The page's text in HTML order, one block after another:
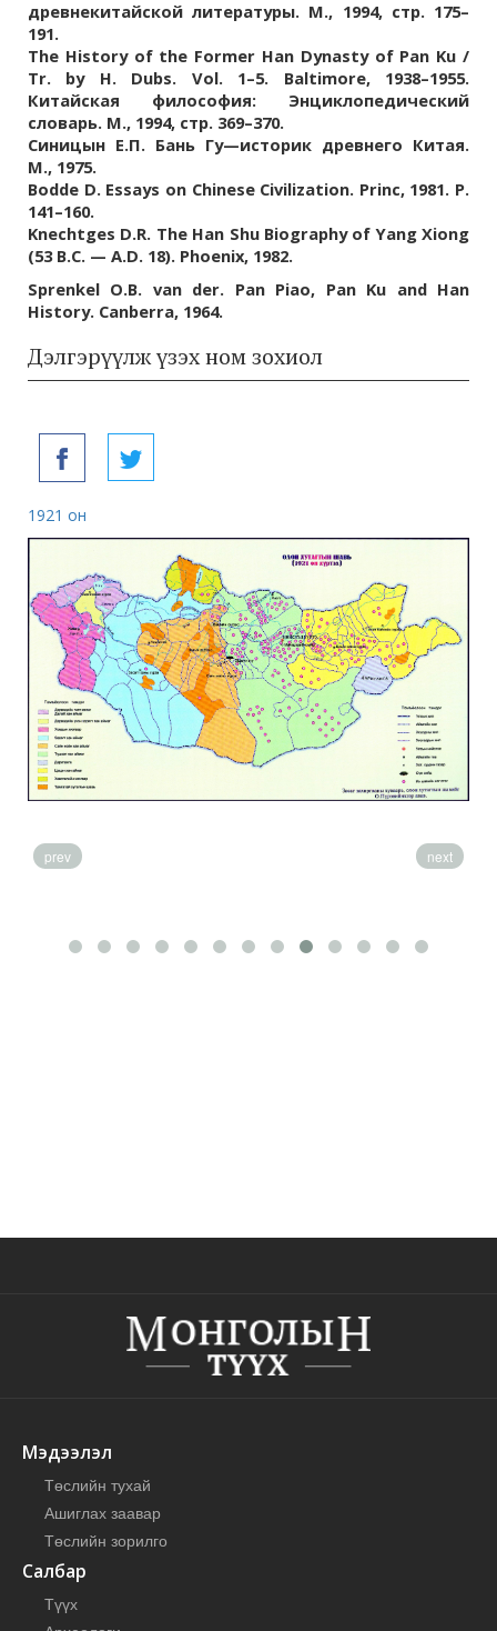
древнекитайской литературы. М., 1994, стр. 175–
191.
The History of the Former Han Dynasty of Pan Ku /
Tr. by H. Dubs. Vol. 1–5. Baltimore, 1938–1955.
Китайская философия: Энциклопедический
словарь. М., 1994, стр. 369–370.
Синицын Е.П. Бань Гу—историк древнего Китая.
М., 1975.
Bodde D. Essays on Chinese Civilization. Princ, 1981. Р.
141–160.
Knechtges D.R. The Han Shu Biography of Yang Xiong
(53 B.C. — A.D. 18). Phoenix, 1982.
Sprenkel О.В. van der. Pan Piao, Pan Ku and Han
History. Canberra, 1964.
Дэлгэрүүлж үзэх ном зохиол
1921 он
prev next
Мэдээлэл
Төслийн тухай
Ашиглах заавар
Төслийн зорилго
Салбар
Түүх